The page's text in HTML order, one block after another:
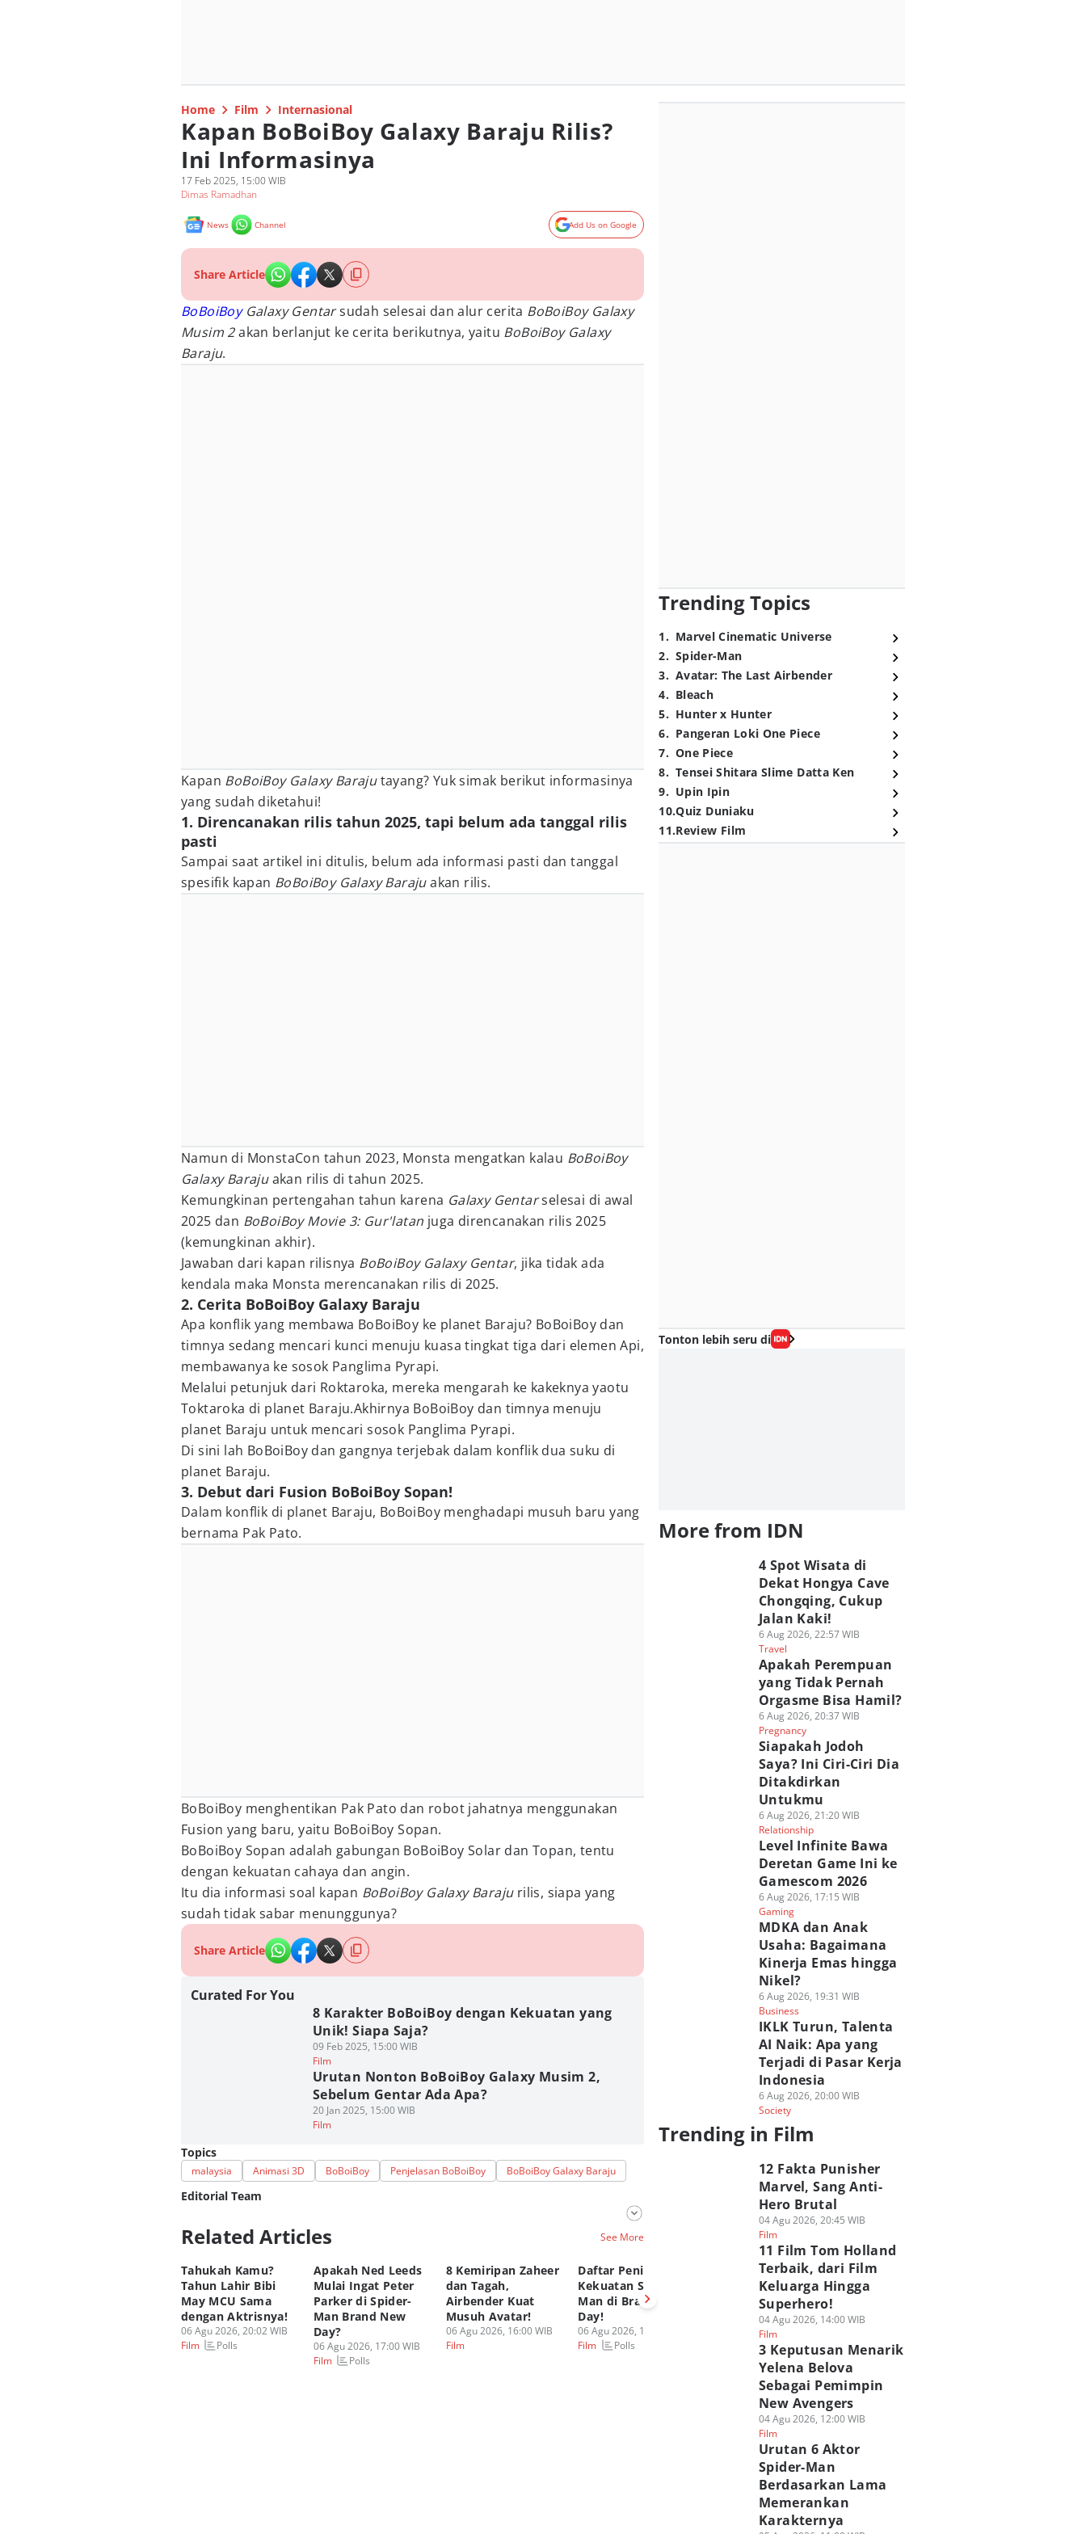
Home Film Internasional
Kapan BoBoiBoy Galaxy Baraju Rilis?
Ini Informasinya
17 Feb 2025, 15:00 WIB
Dimas Ramadhan
News Channel Add Us on Google
Share Article
BoBoiBoyGalaxy Gentarsudah selesai dan alur cerita BoBoiBoy Galaxy
Musim 2akan berlanjut ke cerita berikutnya, yaitu BoBoiBoy Galaxy
Baraju.
Kapan BoBoiBoy Galaxy Barajutayang? Yuk simak berikut informasinya
yang sudah diketahui!
1. Direncanakan rilis tahun 2025, tapi belum ada tanggal rilis
pasti
Sampai saat artikel ini ditulis, belum ada informasi pasti dan tanggal
spesifik kapan BoBoiBoy Galaxy Barajuakan rilis.
Namun di MonstaCon tahun 2023, Monsta mengatkan kalau BoBoiBoy
Galaxy Barajuakan rilis di tahun 2025.
Kemungkinan pertengahan tahun karena Galaxy Gentarselesai di awal
2025 dan BoBoiBoy Movie 3: Gur'latan juga direncanakan rilis 2025
(kemungkinan akhir).
Jawaban dari kapan rilisnya BoBoiBoy Galaxy Gentar, jika tidak ada
kendala maka Monsta merencanakan rilis di 2025.
2. Cerita BoBoiBoy Galaxy Baraju
Apa konflik yang membawa BoBoiBoy ke planet Baraju? BoBoiBoy dan
timnya sedang mencari kunci menuju kuasa tingkat tiga dari elemen Api,
membawanya ke sosok Panglima Pyrapi.
Melalui petunjuk dari Roktaroka, mereka mengarah ke kakeknya yaotu
Toktaroka di planet Baraju.Akhirnya BoBoiBoy dan timnya menuju
planet Baraju untuk mencari sosok Panglima Pyrapi.
Di sini lah BoBoiBoy dan gangnya terjebak dalam konflik dua suku di
planet Baraju.
3. Debut dari Fusion BoBoiBoy Sopan!
Dalam konflik di planet Baraju, BoBoiBoy menghadapi musuh baru yang
bernama Pak Pato.
BoBoiBoy menghentikan Pak Pato dan robot jahatnya menggunakan
Fusion yang baru, yaitu BoBoiBoy Sopan.
BoBoiBoy Sopan adalah gabungan BoBoiBoy Solar dan Topan, tentu
dengan kekuatan cahaya dan angin.
Itu dia informasi soal kapan BoBoiBoy Galaxy Baraju rilis, siapa yang
sudah tidak sabar menunggunya?
Share Article
Curated For You
8 Karakter BoBoiBoy dengan Kekuatan yang
Unik! Siapa Saja?
09 Feb 2025, 15:00 WIB
Film
Urutan Nonton BoBoiBoy Galaxy Musim 2,
Sebelum Gentar Ada Apa?
20 Jan 2025, 15:00 WIB
Film
Topics
malaysia Animasi 3D BoBoiBoy Penjelasan BoBoiBoy BoBoiBoy Galaxy Baraju
Editorial Team
Editor
Fahrul Razi Uni Nurullah
Editor
Dimas Ramadhan
Related Articles See More
Tahukah Kamu?
Tahun Lahir Bibi
May MCU Sama
dengan Aktrisnya!
06 Agu 2026, 20:02 WIB
Film
Polls
Apakah Ned Leeds
Mulai Ingat Peter
Parker di Spider-
Man Brand New
Day?
06 Agu 2026, 17:00 WIB
Film
Polls
8 Kemiripan Zaheer
dan Tagah,
Airbender Kuat
Musuh Avatar!
06 Agu 2026, 16:00 WIB
Film
Daftar Peningkatan
Kekuatan Spider-
Man di Brand New
Day!
06 Agu 2026, 13:00 WIB
Film
Polls
Kenapa Punisher
Lebih Ramah di
Spider-Man: Brand
New Day? Ini
Teorinya
06 Agu 2026, 12:00 WIB
Membedah Aspek
Kesendirian 3
Spider-Man BND
Film
Polls
Trending Topics
1. Marvel Cinematic Universe
2. Spider-Man
3. Avatar: The Last Airbender
4. Bleach
5. Hunter x Hunter
6. Pangeran Loki One Piece
7. One Piece
8. Tensei Shitara Slime Datta Ken
9. Upin Ipin
10.Quiz Duniaku
11.Review Film
Tonton lebih seru di
More from IDN
4 Spot Wisata di
Dekat Hongya Cave
Chongqing, Cukup
Jalan Kaki!
6 Aug 2026, 22:57 WIB
Travel
Apakah Perempuan
yang Tidak Pernah
Orgasme Bisa Hamil?
6 Aug 2026, 20:37 WIB
Pregnancy
Siapakah Jodoh
Saya? Ini Ciri-Ciri Dia
Ditakdirkan
Untukmu
6 Aug 2026, 21:20 WIB
Relationship
Level Infinite Bawa
Deretan Game Ini ke
Gamescom 2026
6 Aug 2026, 17:15 WIB
Gaming
MDKA dan Anak
Usaha: Bagaimana
Kinerja Emas hingga
Nikel?
6 Aug 2026, 19:31 WIB
Business
IKLK Turun, Talenta
AI Naik: Apa yang
Terjadi di Pasar Kerja
Indonesia
6 Aug 2026, 20:00 WIB
Society
Trending in Film
12 Fakta Punisher
Marvel, Sang Anti-
Hero Brutal
04 Agu 2026, 20:45 WIB
Film
11 Film Tom Holland
Terbaik, dari Film
Keluarga Hingga
Superhero!
04 Agu 2026, 14:00 WIB
Film
3 Keputusan Menarik
Yelena Belova
Sebagai Pemimpin
New Avengers
04 Agu 2026, 12:00 WIB
Film
Urutan 6 Aktor
Spider-Man
Berdasarkan Lama
Memerankan
Karakternya